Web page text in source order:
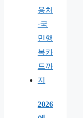
2026